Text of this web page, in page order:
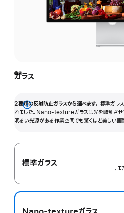
ガラス
2種類の反射防止ガラスから選べます。 標準ガラ
れました。Nano-textureガラスは光を散乱させ
明るい光源がある作業空間でも驚くほど美しい画
詳
細
表
示
標準ガラス
、